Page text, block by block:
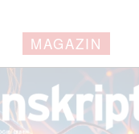
MAGAZIN